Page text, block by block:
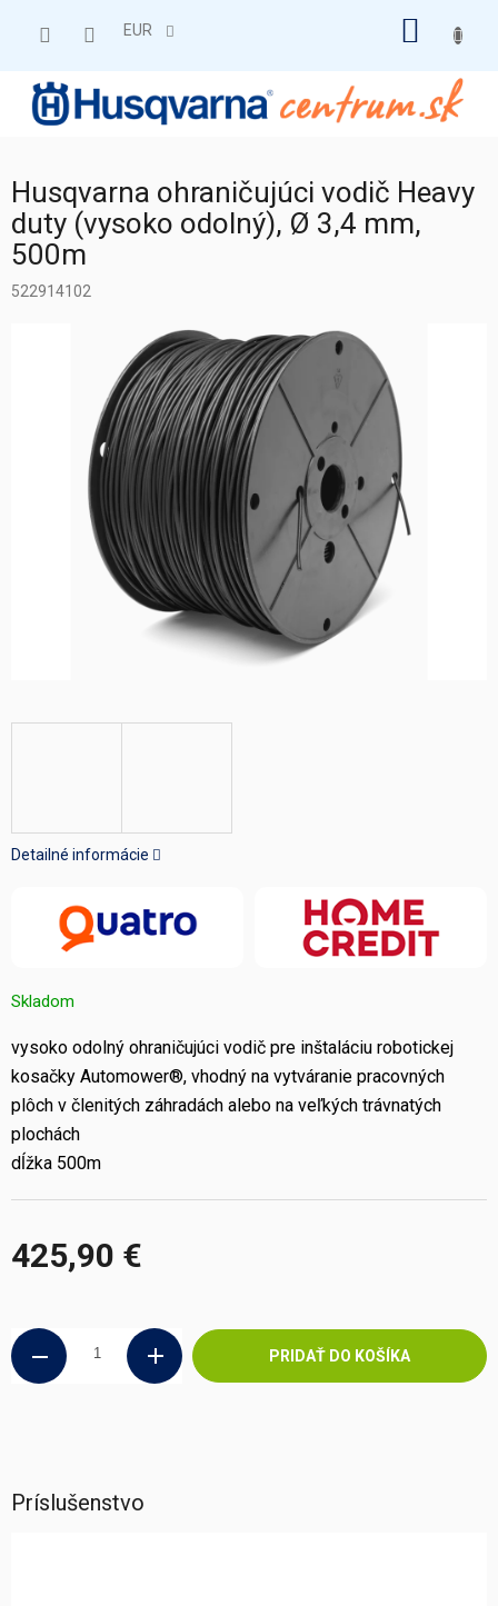
EUR
Husqvarna ohraničujúci vodič Heavy
duty (vysoko odolný), Ø 3,4 mm,
500m
522914102
425,90 €
Skladom
PRIDAŤ DO KOŠÍKA
vysoko odolný ohraničujúci vodič pre inštaláciu robotickej
kosačky Automower®, vhodný na vytváranie pracovných
plôch v členitých záhradách alebo na veľkých trávnatých
plochách
dĺžka 500m
Detailné informácie
Príslušenstvo